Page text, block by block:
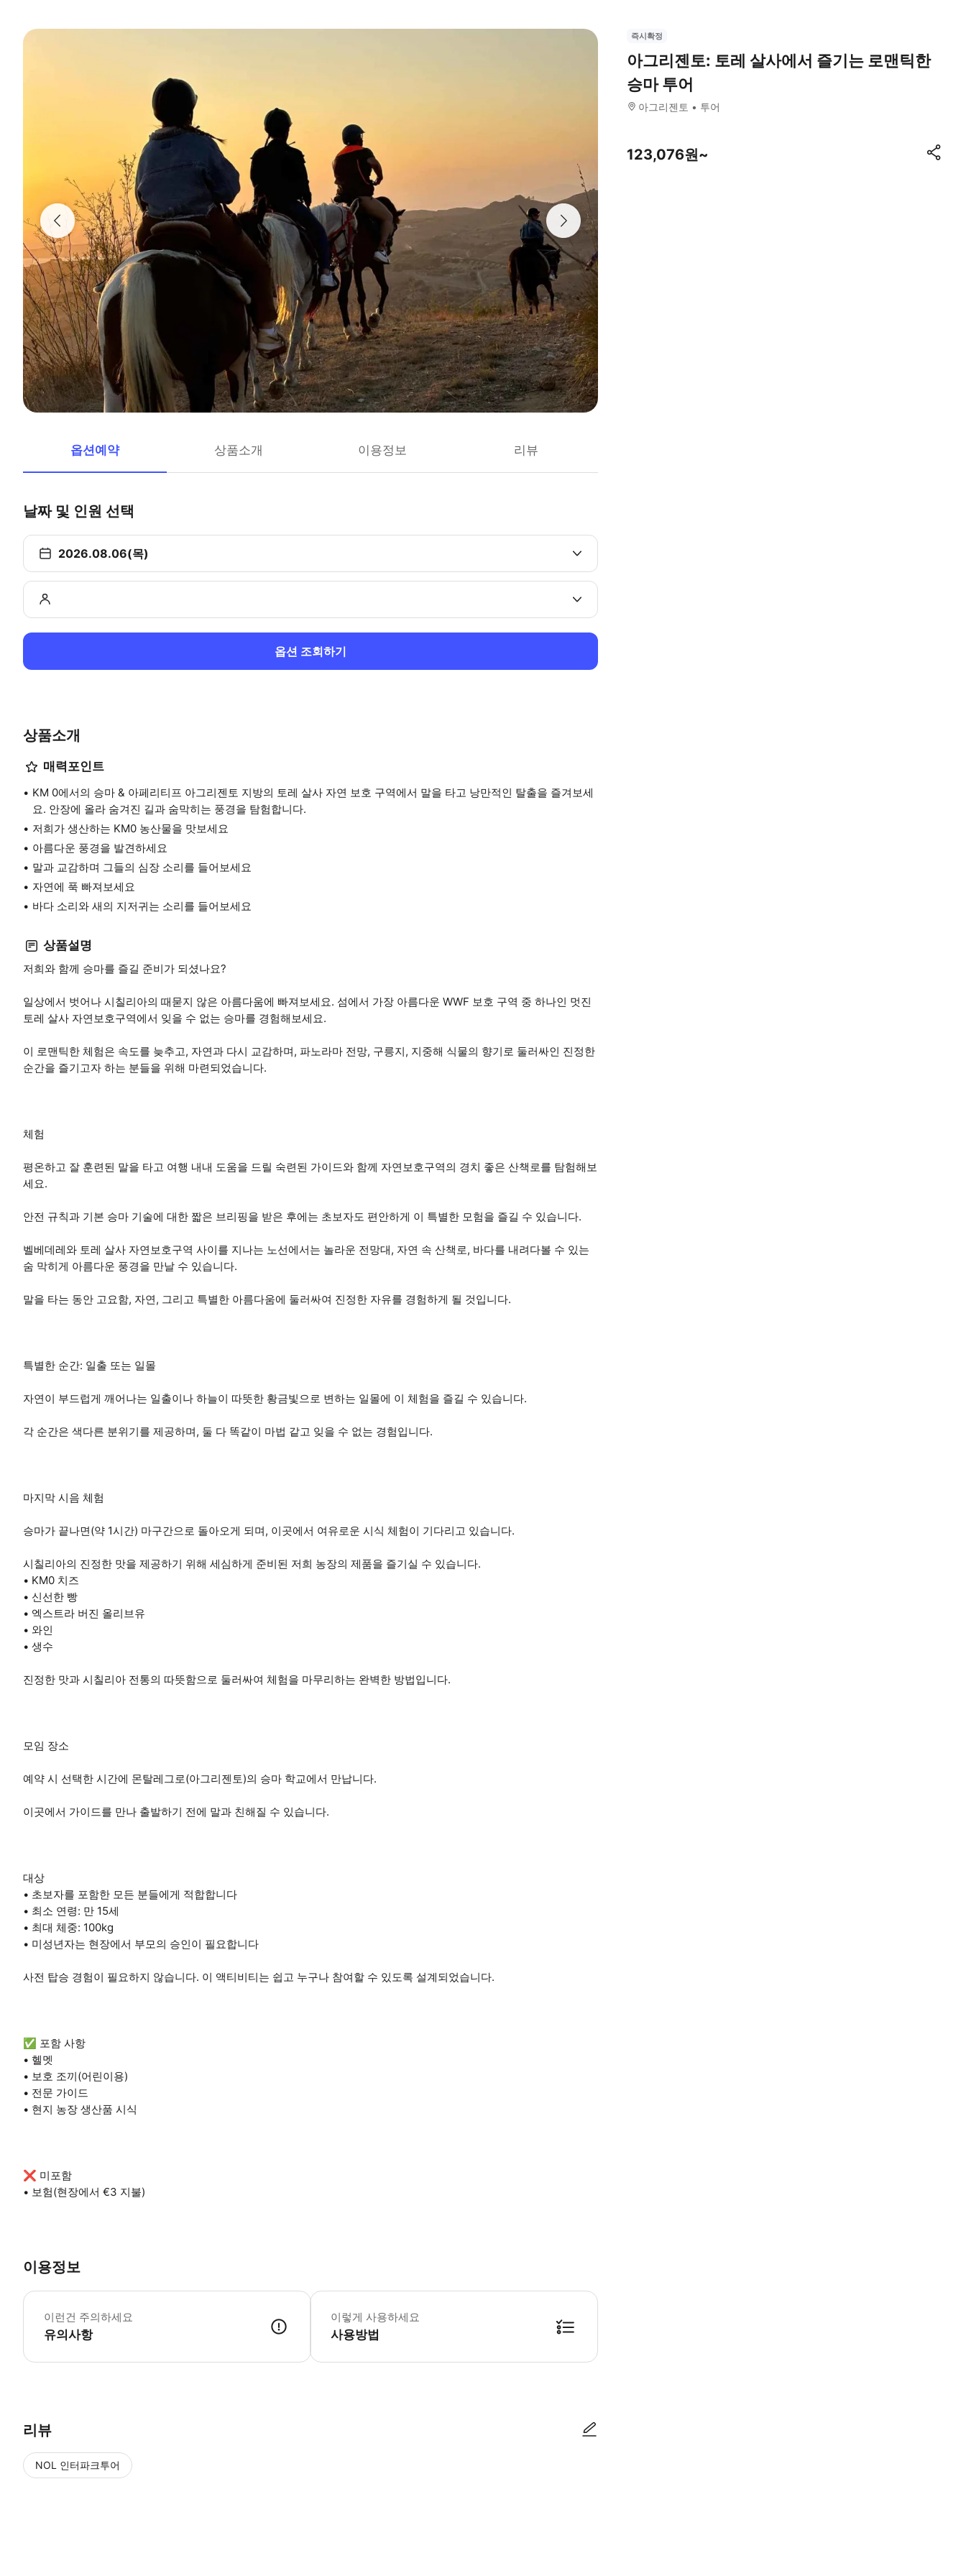
옵션예약 상품소개 이용정보 리뷰
날짜 및 인원 선택
2026.08.06(목)
옵션 조회하기
상품소개
매력포인트
KM 0에서의 승마 & 아페리티프 아그리젠토 지방의 토레 살사 자연 보호 구역에서 말을 타고 낭만적인 탈출을 즐겨보세
요. 안장에 올라 숨겨진 길과 숨막히는 풍경을 탐험합니다.
저희가 생산하는 KM0 농산물을 맛보세요
아름다운 풍경을 발견하세요
말과 교감하며 그들의 심장 소리를 들어보세요
자연에 푹 빠져보세요
바다 소리와 새의 지저귀는 소리를 들어보세요
상품설명
저희와 함께 승마를 즐길 준비가 되셨나요?
일상에서 벗어나 시칠리아의 때묻지 않은 아름다움에 빠져보세요. 섬에서 가장 아름다운 WWF 보호 구역 중 하나인 멋진
토레 살사 자연보호구역에서 잊을 수 없는 승마를 경험해보세요.
이 로맨틱한 체험은 속도를 늦추고, 자연과 다시 교감하며, 파노라마 전망, 구릉지, 지중해 식물의 향기로 둘러싸인 진정한
순간을 즐기고자 하는 분들을 위해 마련되었습니다.
체험
평온하고 잘 훈련된 말을 타고 여행 내내 도움을 드릴 숙련된 가이드와 함께 자연보호구역의 경치 좋은 산책로를 탐험해보
세요.
안전 규칙과 기본 승마 기술에 대한 짧은 브리핑을 받은 후에는 초보자도 편안하게 이 특별한 모험을 즐길 수 있습니다.
벨베데레와 토레 살사 자연보호구역 사이를 지나는 노선에서는 놀라운 전망대, 자연 속 산책로, 바다를 내려다볼 수 있는
숨 막히게 아름다운 풍경을 만날 수 있습니다.
말을 타는 동안 고요함, 자연, 그리고 특별한 아름다움에 둘러싸여 진정한 자유를 경험하게 될 것입니다.
특별한 순간: 일출 또는 일몰
자연이 부드럽게 깨어나는 일출이나 하늘이 따뜻한 황금빛으로 변하는 일몰에 이 체험을 즐길 수 있습니다.
각 순간은 색다른 분위기를 제공하며, 둘 다 똑같이 마법 같고 잊을 수 없는 경험입니다.
마지막 시음 체험
승마가 끝나면(약 1시간) 마구간으로 돌아오게 되며, 이곳에서 여유로운 시식 체험이 기다리고 있습니다.
시칠리아의 진정한 맛을 제공하기 위해 세심하게 준비된 저희 농장의 제품을 즐기실 수 있습니다.
• KM0 치즈
• 신선한 빵
• 엑스트라 버진 올리브유
• 와인
• 생수
진정한 맛과 시칠리아 전통의 따뜻함으로 둘러싸여 체험을 마무리하는 완벽한 방법입니다.
모임 장소
예약 시 선택한 시간에 몬탈레그로(아그리젠토)의 승마 학교에서 만납니다.
이곳에서 가이드를 만나 출발하기 전에 말과 친해질 수 있습니다.
대상
• 초보자를 포함한 모든 분들에게 적합합니다
• 최소 연령: 만 15세
• 최대 체중: 100kg
• 미성년자는 현장에서 부모의 승인이 필요합니다
사전 탑승 경험이 필요하지 않습니다. 이 액티비티는 쉽고 누구나 참여할 수 있도록 설계되었습니다.
✅ 포함 사항
• 헬멧
• 보호 조끼(어린이용)
• 전문 가이드
• 현지 농장 생산품 시식
❌ 미포함
• 보험(현장에서 €3 지불)
이용정보
이런건 주의하세요
유의사항
미성년자는 동의 및 책임 결의서에 서명한 보호자가 동반한 경우에만 투어에 참여할 수 있습니다. * 소요시간 : 90분 (옵션에 따라 소요 시간이 다를 수 있으
이렇게 사용하세요
사용방법
리뷰
NOL 인터파크투어
즉시확정
아그리젠토: 토레 살사에서 즐기는 로맨틱한
승마 투어
아그리젠토 투어
123,076원~